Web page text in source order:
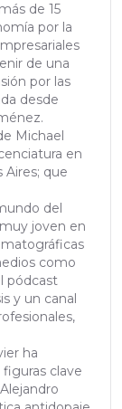
de 15
por la
de una
por las
desde
Michael
en
Aires; que
del
joven en
como
pódcast
y un canal
ha
clave